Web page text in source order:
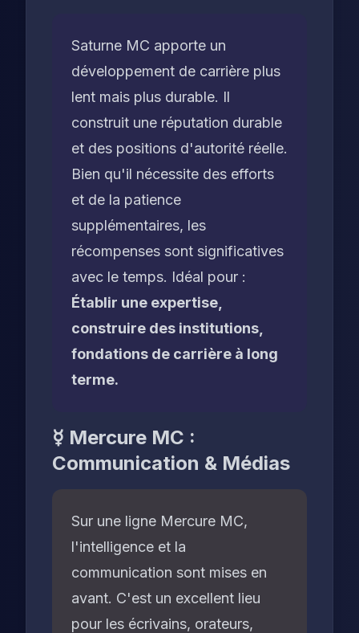
Saturne MC apporte un
développement de carrière plus
lent mais plus durable. Il
construit une réputation durable
et des positions d'autorité réelle.
Bien qu'il nécessite des efforts
et de la patience
supplémentaires, les
récompenses sont significatives
avec le temps. Idéal pour :
Établir une expertise,
construire des institutions,
fondations de carrière à long
terme.
☿ Mercure MC :
Communication & Médias
Sur une ligne Mercure MC,
l'intelligence et la
communication sont mises en
avant. C'est un excellent lieu
pour les écrivains, orateurs,